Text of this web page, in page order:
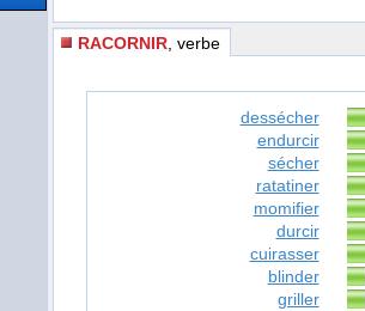
RACORNIR , verbe
dessécher
endurcir
sécher
ratatiner
momifier
durcir
cuirasser
blinder
griller